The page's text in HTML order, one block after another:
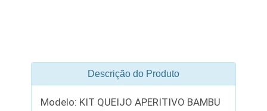
Descrição do Produto
Modelo: KIT QUEIJO APERITIVO BAMBU